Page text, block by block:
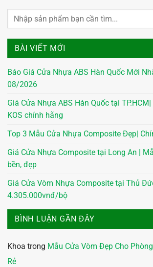
BÀI VIẾT MỚI
Báo Giá Cửa Nhựa ABS Hàn Quốc Mới
08/2026
Giá Cửa Nhựa ABS Hàn Quốc tại
KOS chính hãng
Top 3 Mẫu Cửa Nhựa Composite Đẹp|
Giá Cửa Nhựa Composite tại Long An |
bền, đẹp
Giá Cửa Vòm Nhựa Composite tại Thủ
4.305.000vnđ/bộ
BÌNH LUẬN GẦN ĐÂY
Khoa trong Mẫu Cửa Vòm Đẹp Cho
Rẻ